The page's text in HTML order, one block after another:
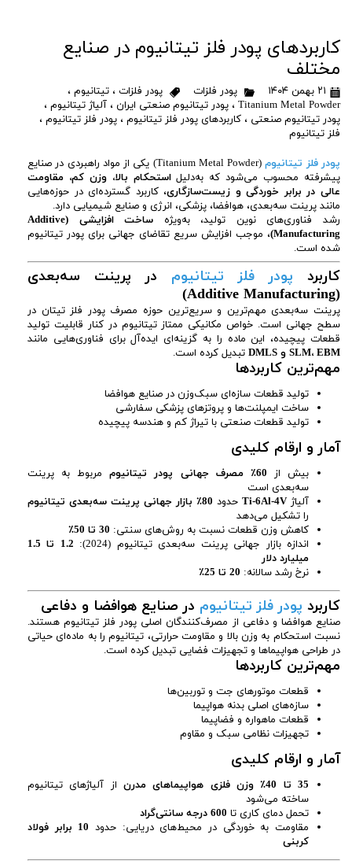
کاربردهای پودر فلز تیتانیوم در صنایع
مختلف
۲۱ بهمن ۱۴۰۴ پودر فلزات پودر فلزات ،تیتانیوم ،
Titanium Metal Powder ،پودر تیتانیوم صنعتی ایران ،آلیاژ تیتانیوم ،
پودر تیتانیوم صنعتی ،کاربردهای پودر فلز تیتانیوم ،پودر فلز تیتانیوم ،
فلز تیتانیوم
پودر فلز تیتانیوم
(Titanium Metal Powder) یکی از مواد راهبردی در صنایع
پیشرفته محسوب می‌شود که به‌دلیلاستحکام بالا، وزن کم، مقاومت
عالی در برابر خوردگی و زیست‌سازگاری، کاربرد گسترده‌ای در حوزه‌هایی
مانند پرینت سه‌بعدی، هوافضا، پزشکی، انرژی و صنایع شیمیایی دارد.
رشد فناوری‌های نوین تولید، به‌ویژه
ساخت افزایشی (Additive
Manufacturing) ، موجب افزایش سریع تقاضای جهانی برای پودر تیتانیوم
شده است.
کاربرد پودر فلز تیتانیوم در پرینت سه‌بعدی
(Additive Manufacturing)
پرینت سه‌بعدی مهم‌ترین و سریع‌ترین حوزه مصرف پودر فلز تیتان در
سطح جهانی است. خواص مکانیکی ممتاز تیتانیوم در کنار قابلیت تولید
قطعات پیچیده، این ماده را به گزینه‌ای ایده‌آل برای فناوری‌هایی مانند
SLM، EBM و DMLS
تبدیل کرده است.
مهم‌ترین کاربردها
تولید قطعات سازه‌ای سبک‌وزن در صنایع هوافضا
ساخت ایمپلنت‌ها و پروتزهای پزشکی سفارشی
تولید قطعات صنعتی با تیراژ کم و هندسه پیچیده
آمار و ارقام کلیدی
بیش از 60٪ مصرف جهانی پودر تیتانیوم
مربوط به پرینت
سه‌بعدی است
آلیاژTi-6Al-4V حدود 80٪ بازار جهانی پرینت سه‌بعدی تیتانیوم
را تشکیل می‌دهد
کاهش وزن قطعات نسبت به روش‌های سنتی: 30 تا 50٪
اندازه بازار جهانی پرینت سه‌بعدی تیتانیوم (2024):
1.2 تا 1.5
میلیارد دلار
نرخ رشد سالانه: 20 تا 25٪
کاربرد پودر فلز تیتانیوم در صنایع هوافضا و دفاعی
صنایع هوافضا و دفاعی از مصرف‌کنندگان اصلی پودر فلز تیتانیوم هستند.
نسبت استحکام به وزن بالا و مقاومت حرارتی، تیتانیوم را به ماده‌ای حیاتی
در طراحی هواپیماها و تجهیزات فضایی تبدیل کرده است.
مهم‌ترین کاربردها
قطعات موتورهای جت و توربین‌ها
سازه‌های اصلی بدنه هواپیما
قطعات ماهواره و فضاپیما
تجهیزات نظامی سبک و مقاوم
آمار و ارقام کلیدی
35 تا 40٪ وزن فلزی هواپیماهای مدرن
از آلیاژهای تیتانیوم
ساخته می‌شود
تحمل دمای کاری تا 600 درجه سانتی‌گراد
مقاومت به خوردگی در محیط‌های دریایی: حدود
10 برابر فولاد
کربنی